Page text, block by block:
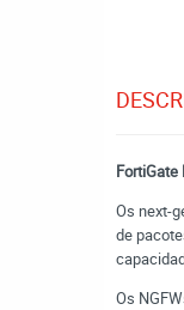
FortiGate
Os next-
de
Os